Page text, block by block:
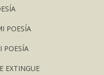
POESÍA
POESÍA
EXTINGUE